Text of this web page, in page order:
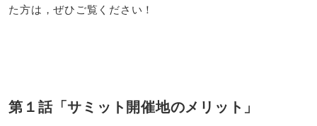
た方は，ぜひご覧ください！
第１話「サミット開催地のメリット」